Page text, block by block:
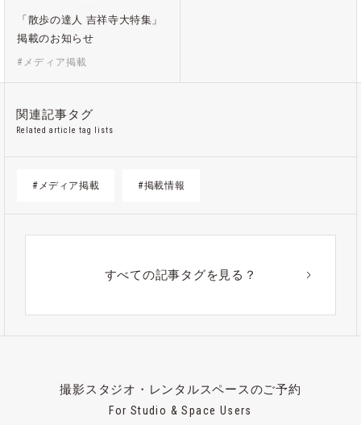
「散歩の達人 吉祥寺大特集」
掲載のお知らせ
#メディア掲載
関連記事タグ
Related article tag lists
#メディア掲載 #掲載情報
すべての記事タグを見る？
撮影スタジオ・レンタルスペースのご予約
For Studio & Space Users